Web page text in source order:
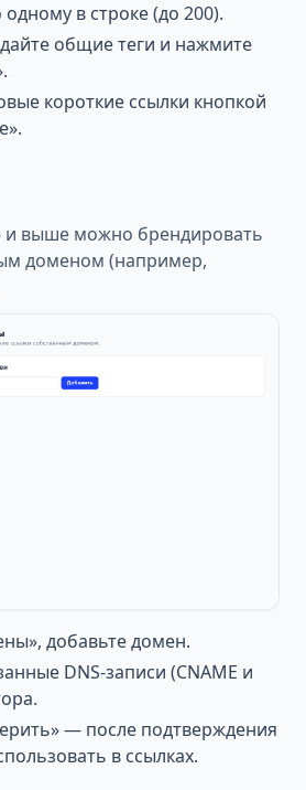
одному в строке (до 200).
общие теги и нажмите
короткие ссылки кнопкой
и выше можно брендировать
доменом (например,
добавьте домен.
DNS-записи (CNAME и
— после подтверждения
в ссылках.